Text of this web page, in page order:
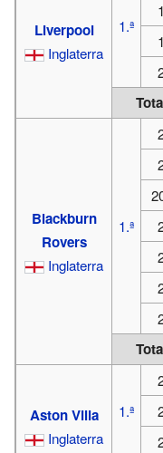
Liverpool
Inglaterra
1.ª
Blackburn
Rovers
Inglaterra
1.ª
Aston Villa
Inglaterra
1.ª